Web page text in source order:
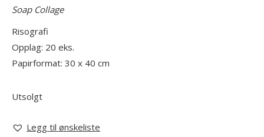
Soap Collage
Risografi
Opplag: 20 eks.
Papirformat: 30 x 40 cm
Utsolgt
Legg til ønskeliste